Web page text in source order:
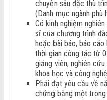
chuyên sâu đặc thù
(Danh mục ngành
Có kinh nghiệm
sĩ của chương trình
hoặc bài báo, báo
thời gian công tác từ
giảng viên, nghiên
khoa học và công
Phải đạt yêu cầu về
chứng bằng một